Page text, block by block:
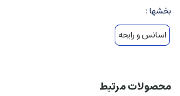
نت های رایحه و ساختار عطرهای گرم فلور نارکوتیک
نت های اولیه
بخشها :
اسانس و رایحه
محصولات مرتبط